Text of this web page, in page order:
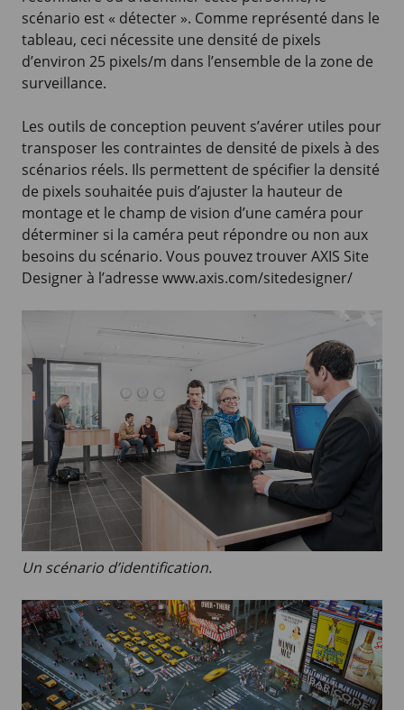
scénario est « détecter ». Comme représenté dans le
tableau, ceci nécessite une densité de pixels
d’environ 25 pixels/m dans l’ensemble de la zone de
surveillance.
Les outils de conception peuvent s’avérer utiles pour
transposer les contraintes de densité de pixels à des
scénarios réels. Ils permettent de spécifier la densité
de pixels souhaitée puis d’ajuster la hauteur de
montage et le champ de vision d’une caméra pour
déterminer si la caméra peut répondre ou non aux
besoins du scénario. Vous pouvez trouverAXIS Site
Designer à l’adresse www.axis.com/sitedesigner/
Un scénario d’identification.